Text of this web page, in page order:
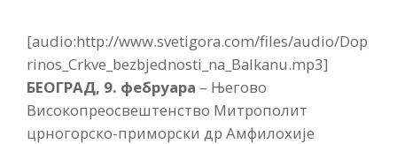
[audio:http://www.svetigora.com/files/audio/Dop
rinos_Crkve_bezbjednosti_na_Balkanu.mp3]
БЕОГРАД, 9. фебруара – Његово
Високопреосвештенство Митрополит
црногорско-приморски др Амфилохије